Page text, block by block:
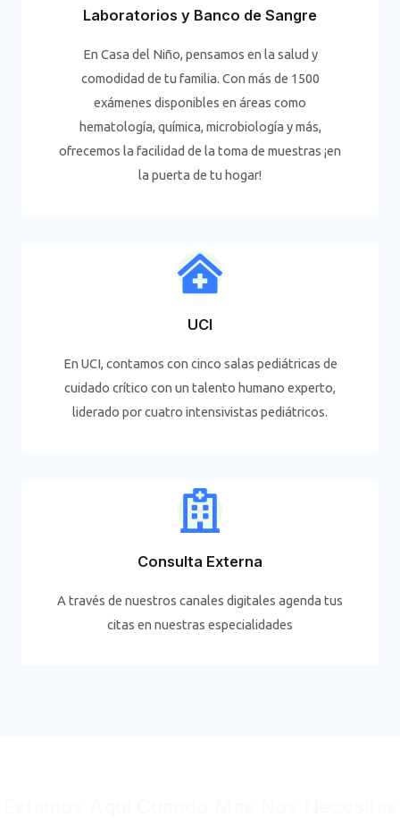
Laboratorios y Banco de Sangre
En Casa del Niño, pensamos en la salud y
comodidad de tu familia. Con más de 1500
exámenes disponibles en áreas como
hematología, química, microbiología y más,
ofrecemos la facilidad de la toma de muestras ¡en
la puerta de tu hogar!
UCI
En UCI, contamos con cinco salas pediátricas de
cuidado crítico con un talento humano experto,
liderado por cuatro intensivistas pediátricos.
Consulta Externa
A través de nuestros canales digitales agenda tus
citas en nuestras especialidades